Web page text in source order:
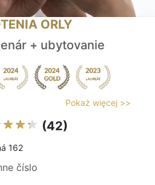
ORLY
+ ubytovanie
Pokaż więcej >>
(42)
162
číslo